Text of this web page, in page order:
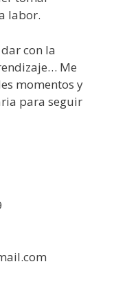
labor.
con la
Me
momentos y
para seguir